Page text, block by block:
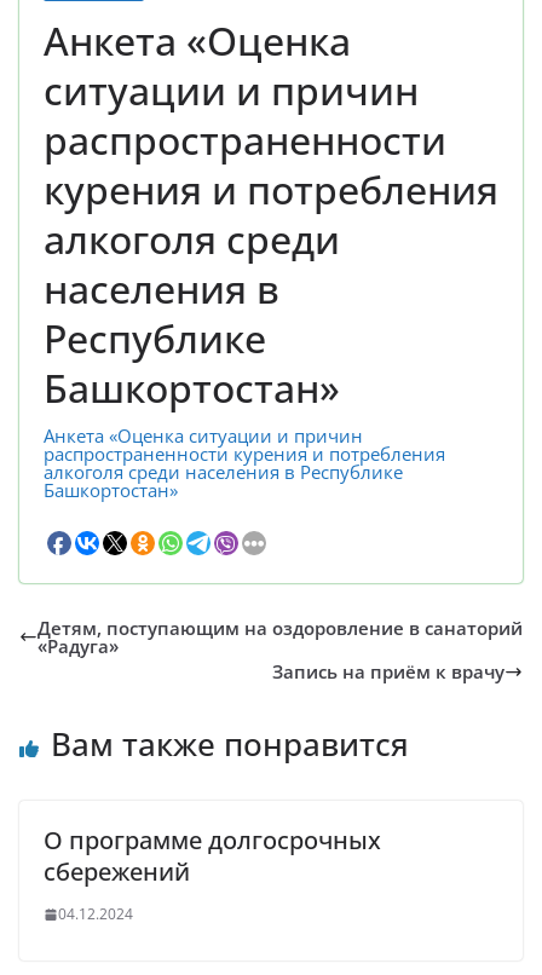
Анкета «Оценка
ситуации и причин
распространенности
курения и потребления
алкоголя среди
населения в
Республике
Башкортостан»
Анкета «Оценка ситуации и причин
распространенности курения и потребления
алкоголя среди населения в Республике
Башкортостан»
Детям, поступающим на оздоровление в санаторий
«Радуга»
Запись на приём к врачу
Вам также понравится
О программе долгосрочных
сбережений
04.12.2024